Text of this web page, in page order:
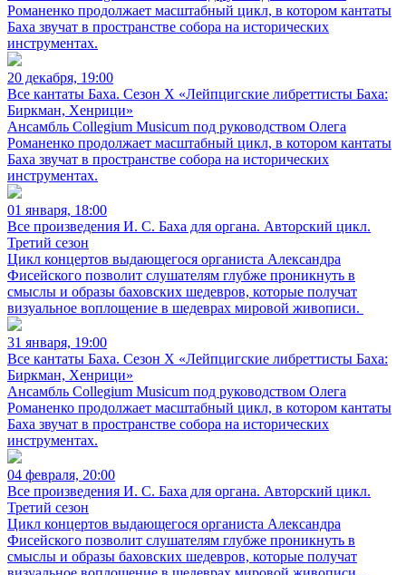
Романенко продолжает масштабный цикл, в котором кантаты
Баха звучат в пространстве собора на исторических
инструментах.
20 декабря, 19:00
Все кантаты Баха. Сезон X «Лейпцигские либреттисты Баха:
Биркман, Хенрици»
Ансамбль Collegium Musicum под руководством Олега
Романенко продолжает масштабный цикл, в котором кантаты
Баха звучат в пространстве собора на исторических
инструментах.
01 января, 18:00
Все произведения И. С. Баха для органа. Авторский цикл.
Третий сезон
Цикл концертов выдающегося органиста Александра
Фисейского позволит слушателям глубже проникнуть в
смыслы и образы баховских шедевров, которые получат
визуальное воплощение в шедеврах мировой живописи.
31 января, 19:00
Все кантаты Баха. Сезон X «Лейпцигские либреттисты Баха:
Биркман, Хенрици»
Ансамбль Collegium Musicum под руководством Олега
Романенко продолжает масштабный цикл, в котором кантаты
Баха звучат в пространстве собора на исторических
инструментах.
04 февраля, 20:00
Все произведения И. С. Баха для органа. Авторский цикл.
Третий сезон
Цикл концертов выдающегося органиста Александра
Фисейского позволит слушателям глубже проникнуть в
смыслы и образы баховских шедевров, которые получат